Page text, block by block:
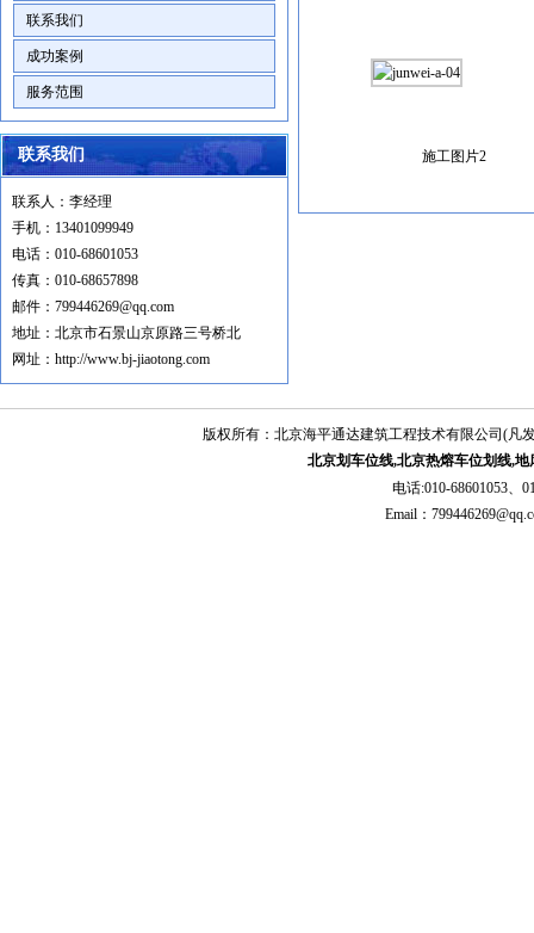
们免费提供快速更换。
3、依法处理质量纠纷，诚实守信，
有诺必践。
三、服务力量
服务有技术人员多名，都在本行业锤
炼多年，有着丰富的工作经验。为进一步
提商业务素质，跟上技术发展的步伐我司
每年根据培训计划，派出售后人员到各生
产厂家接受专业技术培训，交流技术经
验。
效率同样是售后力量和质量的体现，
我们备有专业的服务团队，为提高工作效
率做出了卓越贡献。
四、服务全体成员的心声
我们全体售后人员热切的盼望为您提
供优质周到的服务，以过硬的技术、热忱
的态度赢得您的信任是我们成长壮大的基
联系我们
成功案例
服务范围
联系我们
联系人：李经理
手机：13401099949
电话：010-68601053
传真：010-68657898
邮件：799446269@qq.com
地址：北京市石景山京原路三号桥北
网址：http://www.bj-jiaotong.com
施工图片2
版权所有：北京海平通达建筑工程技术有限公司(凡
北京划车位线,北京热熔车位划线,
电话:010-68601053、
Email：